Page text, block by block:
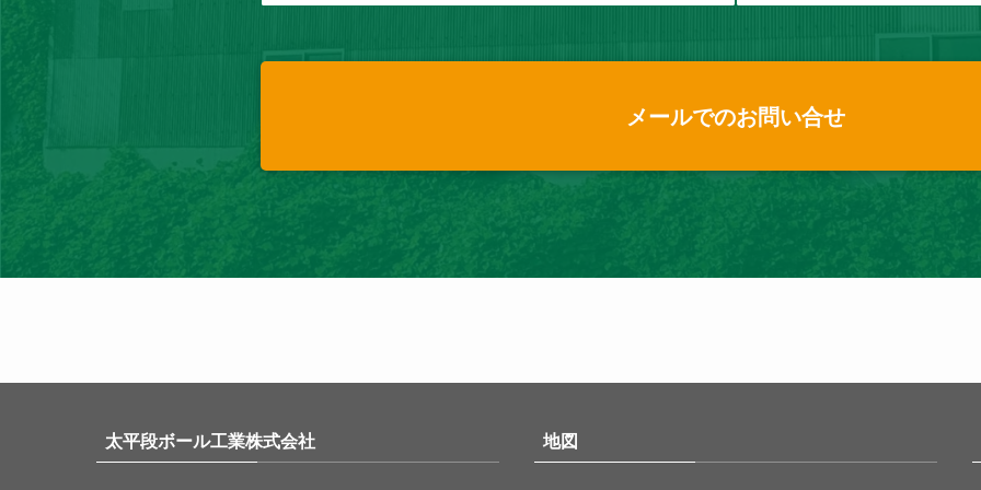
メールでのお問い合せ
太平段ボール工業株式会社 地図